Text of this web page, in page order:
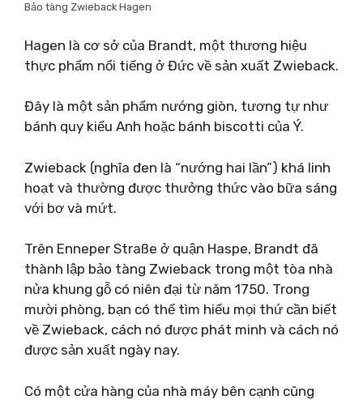
Bảo tàng Zwieback Hagen
Hagen là cơ sở của Brandt, một thương hiệu
thực phẩm nổi tiếng ở Đức về sản xuất Zwieback.
Đây là một sản phẩm nướng giòn, tương tự như
bánh quy kiểu Anh hoặc bánh biscotti của Ý.
Zwieback (nghĩa đen là “nướng hai lần”) khá linh
hoạt và thường được thưởng thức vào bữa sáng
với bơ và mứt.
Trên Enneper Straße ở quận Haspe, Brandt đã
thành lập bảo tàng Zwieback trong một tòa nhà
nửa khung gỗ có niên đại từ năm 1750. Trong
mười phòng, bạn có thể tìm hiểu mọi thứ cần biết
về Zwieback, cách nó được phát minh và cách nó
được sản xuất ngày nay.
Có một cửa hàng của nhà máy bên cạnh cũng